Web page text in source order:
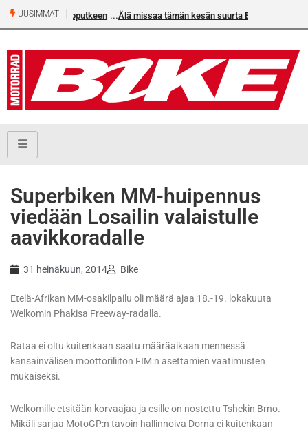
UUSIMMAT
voittoputkeen
Älä missaa tämän kesän suurta Bike-
Superbiken MM-huipennus
viedään Losailin valaistulle
aavikkoradalle
31 heinäkuun, 2014 Bike
Etelä-Afrikan MM-osakilpailu oli määrä ajaa 18.-19. lokakuuta
Welkomin Phakisa Freeway-radalla.
Rataa ei oltu kuitenkaan saatu määräaikaan mennessä
kansainvälisen moottoriliiton FIM:n asettamien vaatimusten
mukaiseksi.
Welkomille etsitään korvaajaa ja esille on nostettu Tshekin Brno.
Mikäli sarjaa MotoGP:n tavoin hallinnoiva Dorna ei kuitenkaan